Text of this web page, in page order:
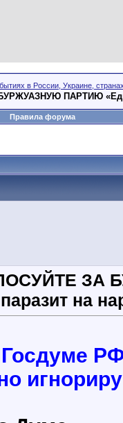
в России, Украине,
ПАРТИЮ
Правила форума
ЗА
на